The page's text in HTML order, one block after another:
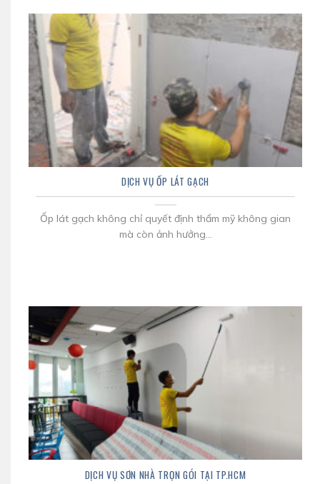
DỊCH VỤ ỐP LÁT GẠCH
Ốp lát gạch không chỉ quyết định thẩm mỹ không gian
mà còn ảnh hưởng...
DỊCH VỤ SƠN NHÀ TRỌN GÓI TẠI TP.HCM